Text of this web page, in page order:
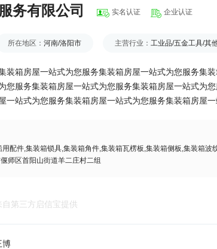
务有限公司 实名认证 企业认证
所在地区： 河南/洛阳市 主营行业： 工业品/五金工具/其
装箱房屋一站式为您服务集装箱房屋一站式为您服务集
您服务集装箱房屋一站式为您服务集装箱房屋一站式为
一站式为您服务集装箱房屋一站式为您服务集装箱房屋
用配件,集装箱锁具,集装箱角件,集装箱瓦楞板,集装箱侧板,集装箱
师区首阳山街道羊二庄村二组
自第三方启信宝提供
博